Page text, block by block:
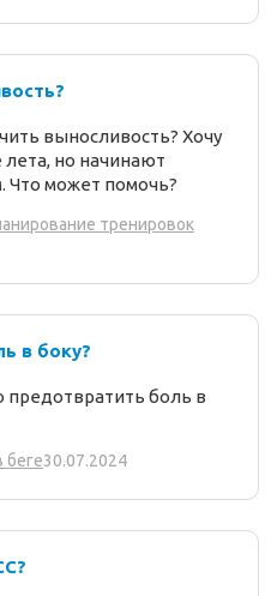
выносливость? Хочу
но начинают
Что может помочь?
тренировок
в боку?
предотвратить боль в
беге30.07.2024